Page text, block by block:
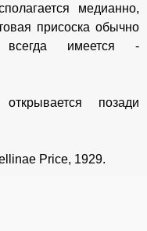
медианно,
присоска обычно
имеется -
позади
Price, 1929.